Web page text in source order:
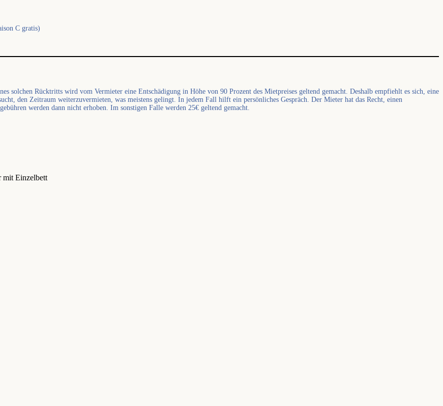
C gratis)
solchen Rücktritts wird vom Vermieter eine Entschädigung in Höhe von 90 Prozent des Mietpreises geltend gemacht. Deshalb empfiehlt es sich, eine
den Zeitraum weiterzuvermieten, was meistens gelingt. In jedem Fall hilft ein persönliches Gespräch. Der Mieter hat das Recht, einen
werden dann nicht erhoben. Im sonstigen Falle werden 25€ geltend gemacht.
mit Einzelbett